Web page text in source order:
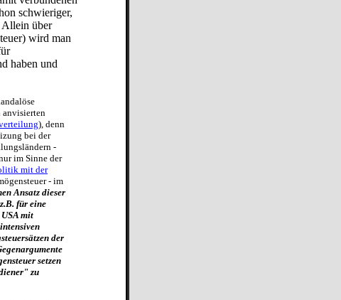
schwieriger,
Allein über
wird man
haben und
anvisierten
), denn
bei der
-
im Sinne der
mit der
- im
Ansatz dieser
für eine
mit
der
setzen
zu